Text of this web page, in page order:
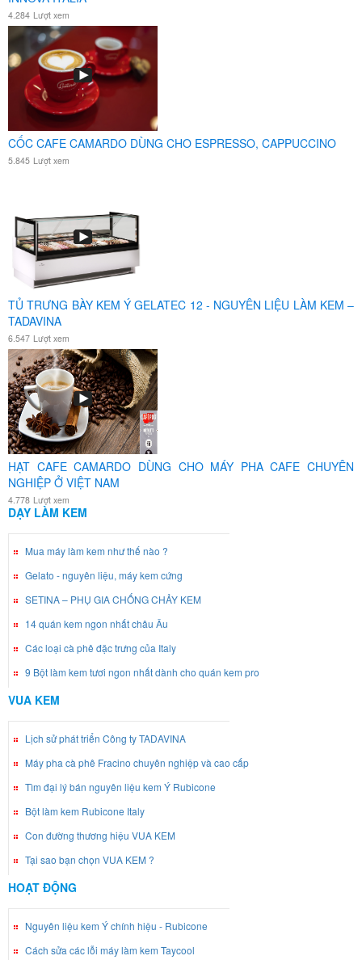
4.284 Lượt xem
CỐC CAFE CAMARDO DÙNG CHO ESPRESSO, CAPPUCCINO
5.845 Lượt xem
TỦ TRƯNG BÀY KEM Ý GELATEC 12 - NGUYÊN LIỆU LÀM KEM –
TADAVINA
6.547 Lượt xem
HẠT CAFE CAMARDO DÙNG CHO MÁY PHA CAFE CHUYÊN
NGHIỆP Ở VIỆT NAM
4.778 Lượt xem
DẠY LÀM KEM
Mua máy làm kem như thế nào ?
Gelato - nguyên liệu, máy kem cứng
SETINA – PHỤ GIA CHỐNG CHẢY KEM
14 quán kem ngon nhất châu Âu
Các loại cà phê đặc trưng của Italy
9 Bột làm kem tươi ngon nhất dành cho quán kem pro
VUA KEM
Lịch sử phát triển Công ty TADAVINA
Máy pha cà phê Fracino chuyên nghiệp và cao cấp
Tìm đại lý bán nguyên liệu kem Ý Rubicone
Bột làm kem Rubicone Italy
Con đường thương hiệu VUA KEM
Tại sao bạn chọn VUA KEM ?
HOẠT ĐỘNG
Nguyên liệu kem Ý chính hiệu - Rubicone
Cách sửa các lỗi máy làm kem Taycool